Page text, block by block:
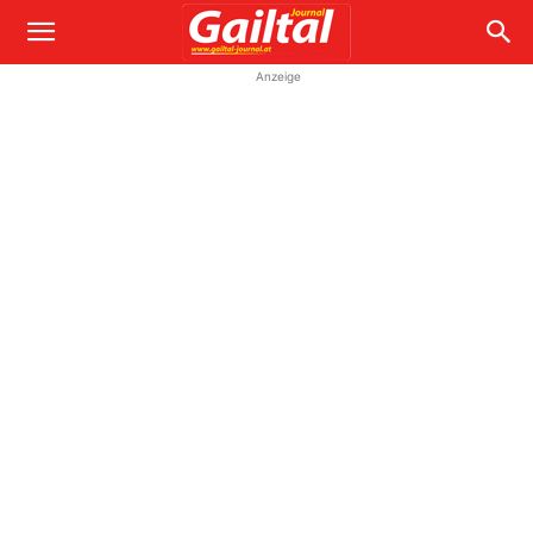
Anzeige